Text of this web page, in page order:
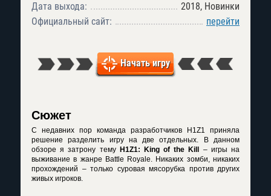
Дата выхода:
2018, Новинки
Официальный сайт:
перейти
Начать игру
Сюжет
С недавних пор команда разработчиков H1Z1 приняла
решение разделить игру на две отдельных. В данном
обзоре я затрону тему H1Z1: King of the Kill
– игры на
выживание в жанре Battle Royale. Никаких зомби, никаких
прохождений – только суровая мясорубка против других
живых игроков.